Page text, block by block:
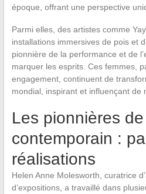
époque, offrant une perspective
Parmi elles, des artistes comme
installations immersives de pois et
pionnière de la performance et de
marquer les esprits. Ces femmes,
engagement, continuent de
mondial, inspirant et influençant de
Les pionnières de
contemporain :
réalisations
Helen Anne Molesworth, curatrice
d’expositions, a travaillé dans